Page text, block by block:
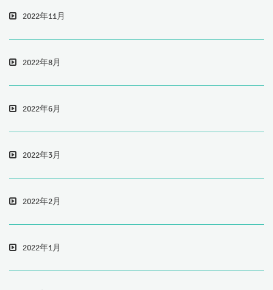
2022年11月
2022年8月
2022年6月
2022年3月
2022年2月
2022年1月